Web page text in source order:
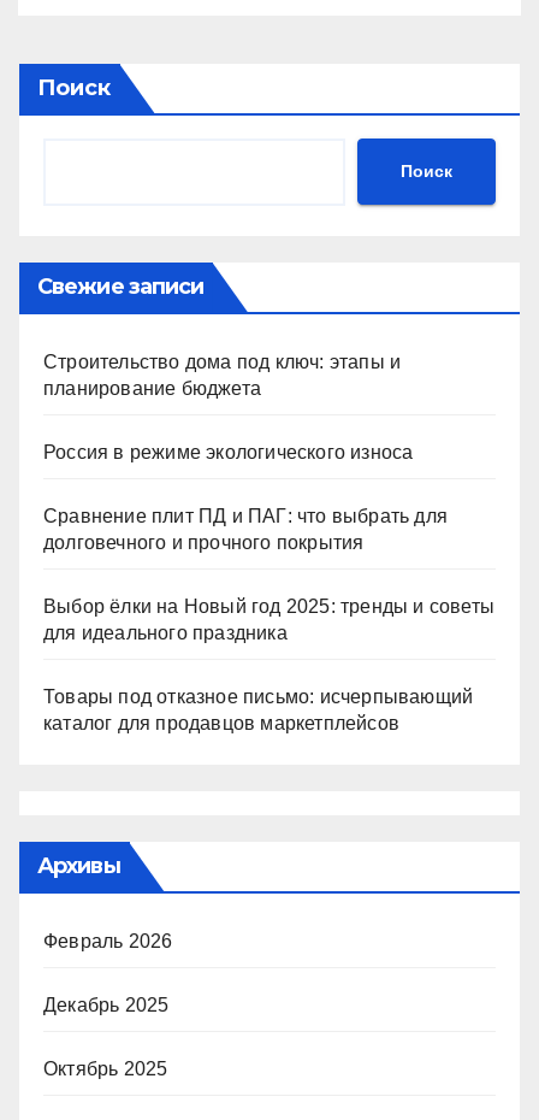
Поиск
Поиск
Свежие записи
Строительство дома под ключ: этапы и
планирование бюджета
Россия в режиме экологического износа
Сравнение плит ПД и ПАГ: что выбрать для
долговечного и прочного покрытия
Выбор ёлки на Новый год 2025: тренды и советы
для идеального праздника
Товары под отказное письмо: исчерпывающий
каталог для продавцов маркетплейсов
Архивы
Февраль 2026
Декабрь 2025
Октябрь 2025